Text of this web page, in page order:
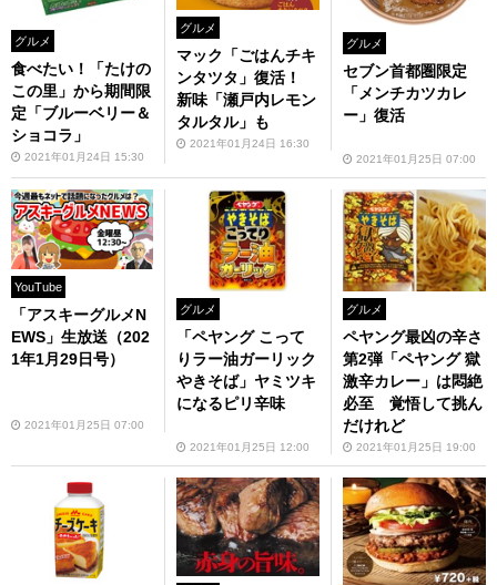
グルメ
食べたい！「たけの
この里」から期間限
定「ブルーベリー＆
ショコラ」
2021年01月24日 15:30
グルメ
マック「ごはんチキ
ンタツタ」復活！
新味「瀬戸内レモン
タルタル」も
2021年01月24日 16:30
グルメ
セブン首都圏限定
「メンチカツカレ
ー」復活
2021年01月25日 07:00
YouTube
「アスキーグルメN
EWS」生放送（202
1年1月29日号）
2021年01月25日 07:00
グルメ
「ペヤング こって
りラー油ガーリック
やきそば」ヤミツキ
になるピリ辛味
2021年01月25日 12:00
グルメ
ペヤング最凶の辛さ
第2弾「ペヤング 獄
激辛カレー」は悶絶
必至 覚悟して挑ん
だけれど
2021年01月25日 19:00